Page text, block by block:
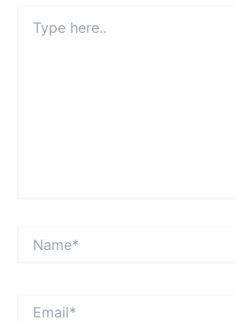
here..